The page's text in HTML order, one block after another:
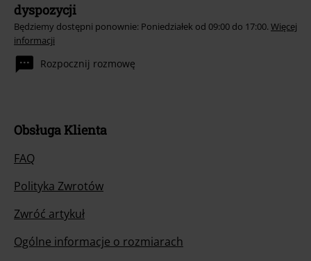
dyspozycji
Będziemy dostępni ponownie: Poniedziałek od 09:00 do 17:00. Więcej
informacji
Rozpocznij rozmowę
Obsługa Klienta
FAQ
Polityka Zwrotów
Zwróć artykuł
Ogólne informacje o rozmiarach